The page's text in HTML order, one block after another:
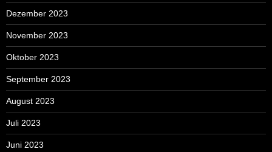
Dezember 2023
November 2023
Oktober 2023
September 2023
August 2023
Juli 2023
Juni 2023